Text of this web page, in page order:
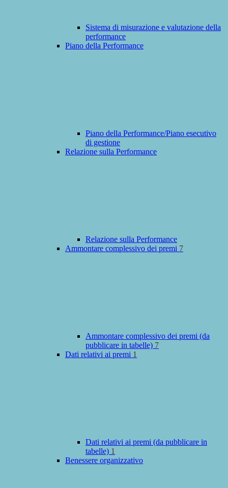
Sistema di misurazione e valutazione della
performance
Piano della Performance
Piano della Performance/Piano esecutivo
di gestione
Relazione sulla Performance
Relazione sulla Performance
Ammontare complessivo dei premi 7
Ammontare complessivo dei premi (da
pubblicare in tabelle) 7
Dati relativi ai premi 1
Dati relativi ai premi (da pubblicare in
tabelle) 1
Benessere organizzativo